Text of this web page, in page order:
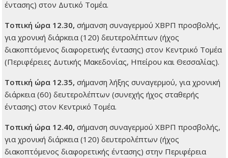
έντασης) στον Δυτικό Τομέα.
Τοπική ώρα 12.30,σήμανση συναγερμού ΧΒΡΠ προσβολής,
για χρονική διάρκεια (120) δευτερολέπτων (ήχος
διακοπτόμενος διαφορετικής έντασης) στον Κεντρικό Τομέα
(Περιφέρειες Δυτικής Μακεδονίας, Ηπείρου και Θεσσαλίας).
Τοπική ώρα 12.35,σήμανση λήξης συναγερμού, για χρονική
διάρκεια (60) δευτερολέπτων (συνεχής ήχος σταθερής
έντασης) στον Κεντρικό Τομέα.
Τοπική ώρα 12.40, σήμανση συναγερμού ΧΒΡΠ προσβολής,
για χρονική διάρκεια (120) δευτερολέπτων (ήχος
διακοπτόμενος διαφορετικής έντασης) στην Περιφέρεια